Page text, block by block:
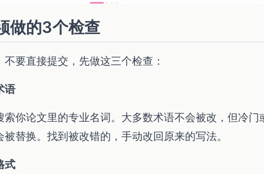
做的3个检查
要直接提交，先做这三个检查：
语
你论文里的专业名词。大多数术语不会被改，但冷门
替换。找到被改错的，手动改回原来的写法。
式